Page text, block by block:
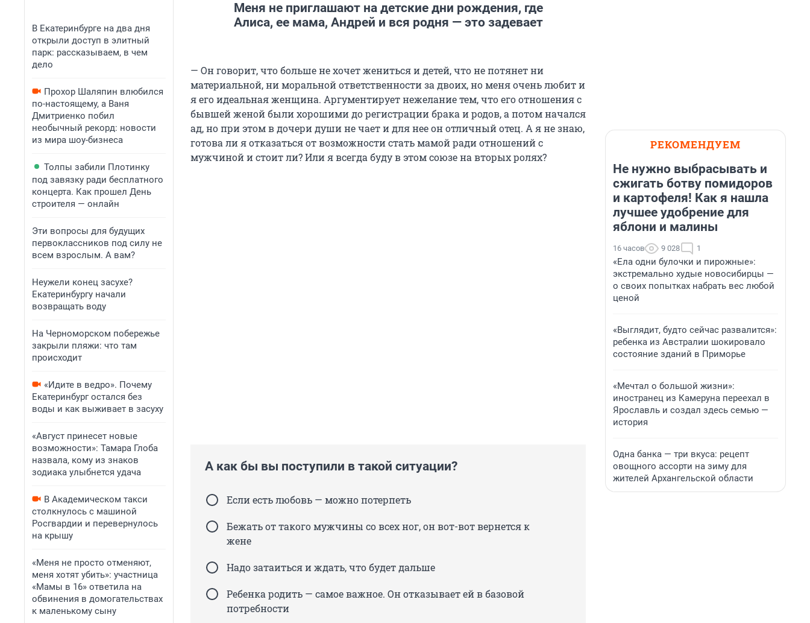
В Екатеринбурге на два дня
открыли доступ в элитный
парк: рассказываем, в чем
дело
Прохор Шаляпин влюбился
по-настоящему, а Ваня
Дмитриенко побил
необычный рекорд: новости
из мира шоу-бизнеса
Толпы забили Плотинку
под завязку ради бесплатного
концерта. Как прошел День
строителя — онлайн
Эти вопросы для будущих
первоклассников под силу не
всем взрослым. А вам?
Неужели конец засухе?
Екатеринбургу начали
возвращать воду
На Черноморском побережье
закрыли пляжи: что там
происходит
«Идите в ведро». Почему
Екатеринбург остался без
воды и как выживает в засуху
«Август принесет новые
возможности»: Тамара Глоба
назвала, кому из знаков
зодиака улыбнется удача
В Академическом такси
столкнулось с машиной
Росгвардии и перевернулось
на крышу
«Меня не просто отменяют,
меня хотят убить»: участница
«Мамы в 16» ответила на
обвинения в домогательствах
к маленькому сыну
Меня не приглашают на детские дни рождения, где
Алиса, ее мама, Андрей и вся родня — это задевает
— Он говорит, что больше не хочет жениться и детей, что не потянет ни
материальной, ни моральной ответственности за двоих, но меня очень любит и
я его идеальная женщина. Аргументирует нежелание тем, что его отношения с
бывшей женой были хорошими до регистрации брака и родов, а потом начался
ад, но при этом в дочери души не чает и для нее он отличный отец. А я не знаю,
готова ли я отказаться от возможности стать мамой ради отношений с
мужчиной и стоит ли? Или я всегда буду в этом союзе на вторых ролях?
А как бы вы поступили в такой ситуации?
Если есть любовь — можно потерпеть
Бежать от такого мужчины со всех ног, он вот-вот вернется к
жене
Надо затаиться и ждать, что будет дальше
Ребенка родить — самое важное. Он отказывает ей в базовой
потребности
РЕКОМЕНДУЕМ
Не нужно выбрасывать и
сжигать ботву помидоров
и картофеля! Как я нашла
лучшее удобрение для
яблони и малины
16 часов 9 028 1
«Ела одни булочки и пирожные»:
экстремально худые новосибирцы —
о своих попытках набрать вес любой
ценой
«Выглядит, будто сейчас развалится»:
ребенка из Австралии шокировало
состояние зданий в Приморье
«Мечтал о большой жизни»:
иностранец из Камеруна переехал в
Ярославль и создал здесь семью —
история
Одна банка — три вкуса: рецепт
овощного ассорти на зиму для
жителей Архангельской области